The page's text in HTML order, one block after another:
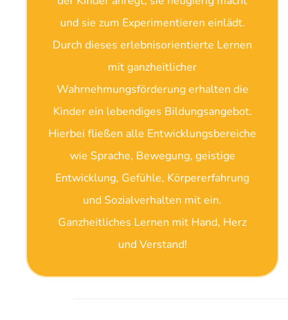
und sie zum Experimentieren einlädt.
Durch dieses erlebnisorientierte Lernen
mit ganzheitlicher
Wahrnehmungsförderung erhalten die
Kinder ein lebendiges Bildungsangebot.
Hierbei fließen alle Entwicklungsbereiche
wie Sprache, Bewegung, geistige
Entwicklung, Gefühle, Körpererfahrung
und Sozialverhalten mit ein.
Ganzheitliches Lernen mit Hand, Herz
und Verstand!